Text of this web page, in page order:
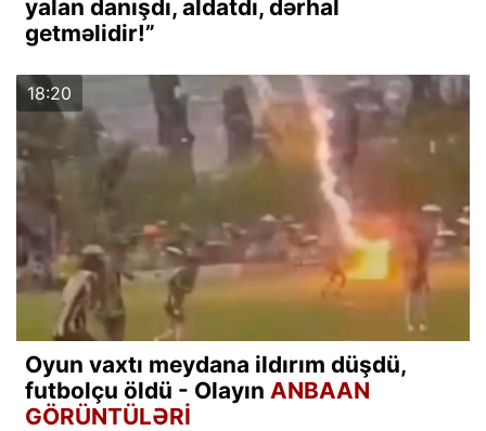
yalan danışdı, aldatdı, dərhal
getməlidir!”
18:20
Oyun vaxtı meydana ildırım düşdü,
futbolçu öldü - Olayın ANBAAN
GÖRÜNTÜLƏRİ